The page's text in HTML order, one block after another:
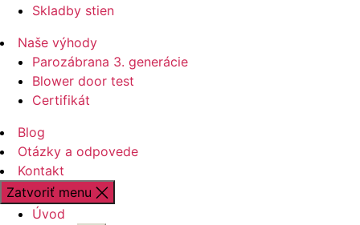
Skladby stien
Naše výhody
Parozábrana 3. generácie
Blower door test
Certifikát
Blog
Otázky a odpovede
Kontakt
Zatvoriť menu
Úvod